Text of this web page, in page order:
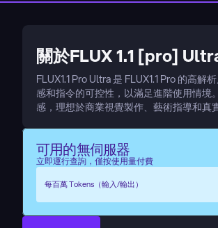
關於FLUX 1.1 [pro]
FLUX1.1 Pro Ultra 是 FLUX1.1 Pro 的高
感和指令的可控性，以滿足進階使用情
感，理想於商業視覺製作、藝術指導和真
可用的無伺服器
立即運行查詢，僅按使用量付費
每百萬 Tokens（輸入/輸出）